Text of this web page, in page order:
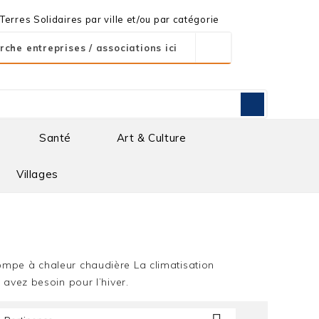
Solidaires par ville et/ou par catégorie
Santé Art & Culture
Villages
à chaleur chaudière La climatisation
besoin pour l’hiver.